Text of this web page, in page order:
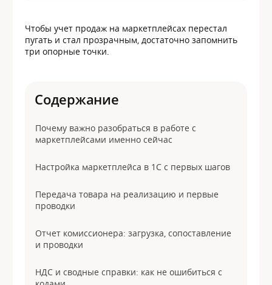
Чтобы учет продаж на маркетплейсах перестал
пугать и стал прозрачным, достаточно запомнить
три опорные точки.
Содержание
Почему важно разобраться в работе с
маркетплейсами именно сейчас
Настройка маркетплейса в 1С с первых шагов
Передача товара на реализацию и первые
проводки
Отчет комиссионера: загрузка, сопоставление
и проводки
НДС и сводные справки: как не ошибиться с